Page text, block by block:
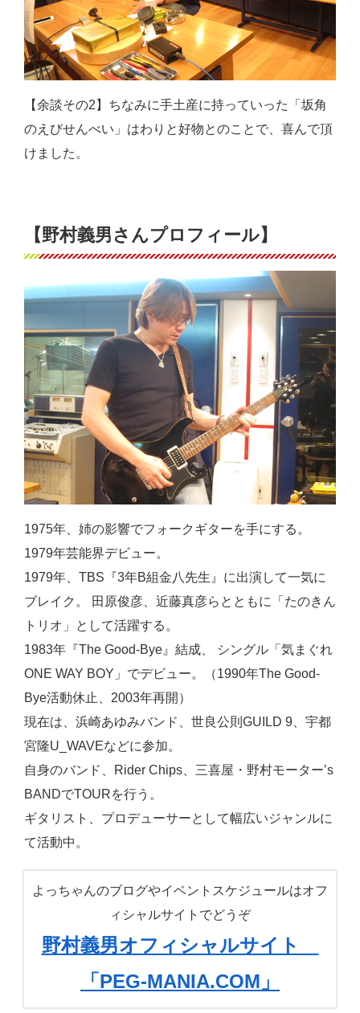
【余談その2】ちなみに手土産に持っていった「坂角
のえびせんべい」はわりと好物とのことで、喜んで頂
けました。
【野村義男さんプロフィール】
1975年、姉の影響でフォークギターを手にする。
1979年芸能界デビュー。
1979年、TBS『3年B組金八先生』に出演して一気に
ブレイク。 田原俊彦、近藤真彦らとともに「たのきん
トリオ」として活躍する。
1983年『The Good-Bye』結成、 シングル「気まぐれ
ONE WAY BOY」でデビュー。（1990年The Good-
Bye活動休止、2003年再開）
現在は、浜崎あゆみバンド、世良公則GUILD 9、宇都
宮隆U_WAVEなどに参加。
自身のバンド、Rider Chips、三喜屋・野村モーター’s
BANDでTOURを行う。
ギタリスト、プロデューサーとして幅広いジャンルに
て活動中。
よっちゃんのブログやイベントスケジュールはオフ
ィシャルサイトでどうぞ
野村義男オフィシャルサイト
「PEG-MANIA.COM」